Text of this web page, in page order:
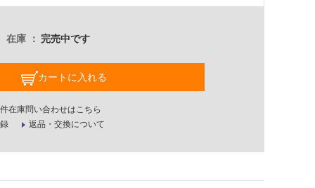
在庫 完売中です
カートに入れる
在庫問い合わせはこちら
返品・交換について